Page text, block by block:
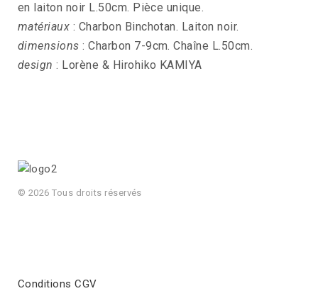
en laiton noir L.50cm. Pièce unique.
matériaux : Charbon Binchotan. Laiton noir.
dimensions : Charbon 7-9cm. Chaîne L.50cm.
design : Lorène & Hirohiko KAMIYA
© 2026 Tous droits réservés
Conditions CGV